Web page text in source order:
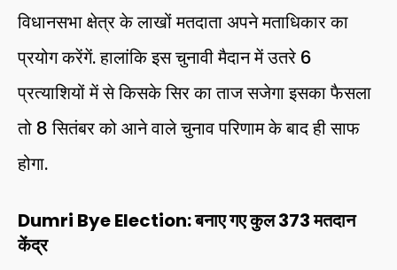
विधानसभा क्षेत्र के लाखों मतदाता अपने मताधिकार का
प्रयोग करेंगें. हालांकि इस चुनावी मैदान में उतरे 6
प्रत्याशियों में से किसके सिर का ताज सजेगा इसका फैसला
तो 8 सितंबर को आने वाले चुनाव परिणाम के बाद ही साफ
होगा.
Dumri Bye Election: बनाए गए कुल 373 मतदान
केंद्र